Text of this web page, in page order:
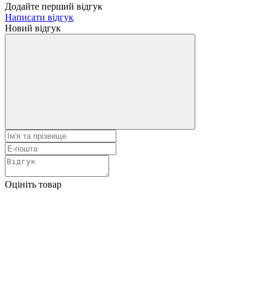
Додайте перший відгук
Написати відгук
Новий відгук
Оцініть товар